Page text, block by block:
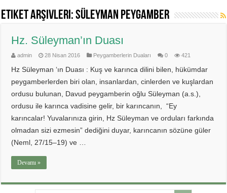
Etiket Arşivleri:süleyman peygamber
Hz. Süleyman’ın Duası
admin 28 Nisan 2016 Peygamberlerin Duaları 0 421
Hz Süleyman ‘ın Duası : Kuş ve karınca dilini bilen, hükümdar
peygamberlerden biri olan, insanlardan, cinlerden ve kuşlardan
ordusu bulunan, Davud peygamberin oğlu Süleyman (a.s.),
ordusu ile karınca vadisine gelir, bir karıncanın, “Ey
karıncalar! Yuvalarınıza girin, Hz Süleyman ve orduları farkında
olmadan sizi ezmesin” dediğini duyar, karıncanın sözüne güler
(Neml, 27/15–19) ve …
Devamı »